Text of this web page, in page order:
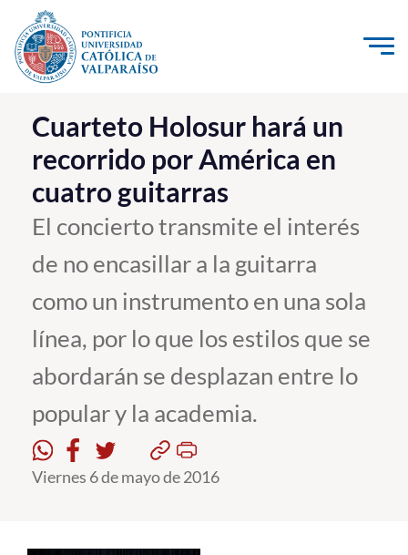
Click acá para ir directamente al contenido
La Universidad
Investigación, Creación e Innovación
PUCV Internacional
Vinculación con el Medio
Pregrado
Estudiantes
Cuarteto Holosur hará un
recorrido por América en
cuatro guitarras
El concierto transmite el interés
de no encasillar a la guitarra
como un instrumento en una sola
línea, por lo que los estilos que se
abordarán se desplazan entre lo
popular y la academia.
Viernes 6 de mayo de 2016